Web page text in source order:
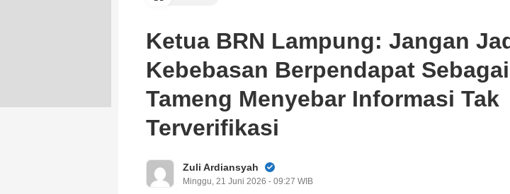
Ketua BRN Lampung: Jangan
Kebebasan Berpendapat Sebagai
Tameng Menyebar Informasi Tak
Terverifikasi
Zuli Ardiansyah
Minggu, 21 Juni 2026 - 09:27 WIB